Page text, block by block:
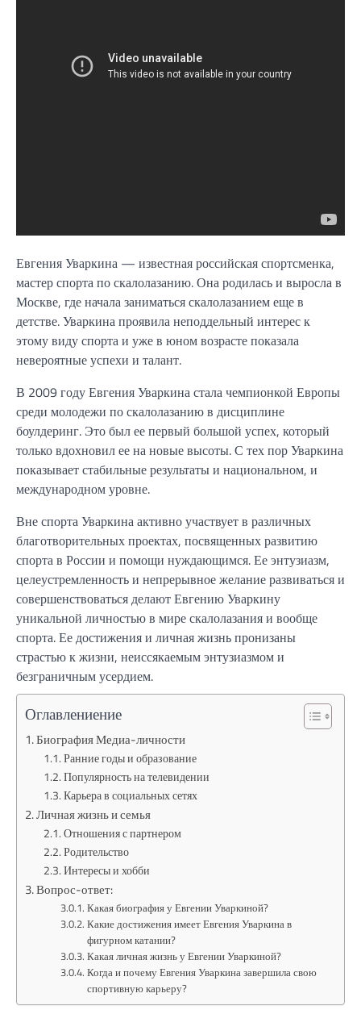
Евгения Уваркина — известная российская спортсменка,
мастер спорта по скалолазанию. Она родилась и выросла в
Москве, где начала заниматься скалолазанием еще в
детстве. Уваркина проявила неподдельный интерес к
этому виду спорта и уже в юном возрасте показала
невероятные успехи и талант.
В 2009 году Евгения Уваркина стала чемпионкой Европы
среди молодежи по скалолазанию в дисциплине
боулдеринг. Это был ее первый большой успех, который
только вдохновил ее на новые высоты. С тех пор Уваркина
показывает стабильные результаты и национальном, и
международном уровне.
Вне спорта Уваркина активно участвует в различных
благотворительных проектах, посвященных развитию
спорта в России и помощи нуждающимся. Ее энтузиазм,
целеустремленность и непрерывное желание развиваться и
совершенствоваться делают Евгению Уваркину
уникальной личностью в мире скалолазания и вообще
спорта. Ее достижения и личная жизнь пронизаны
страстью к жизни, неиссякаемым энтузиазмом и
безграничным усердием.
Оглавлениение
Биография Медиа-личности
Ранние годы и образование
Популярность на телевидении
Карьера в социальных сетях
Личная жизнь и семья
Отношения с партнером
Родительство
Интересы и хобби
Вопрос-ответ:
Какая биография у Евгении Уваркиной?
Какие достижения имеет Евгения Уваркина в
фигурном катании?
Какая личная жизнь у Евгении Уваркиной?
Когда и почему Евгения Уваркина завершила свою
спортивную карьеру?